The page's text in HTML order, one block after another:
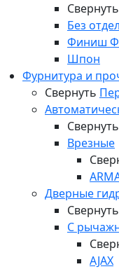
Свернуть
Без
Финиш
Шпон
Фурнитура и
Свернуть
Свернуть
Врезные
Дверные
Свернуть
С
AJAX